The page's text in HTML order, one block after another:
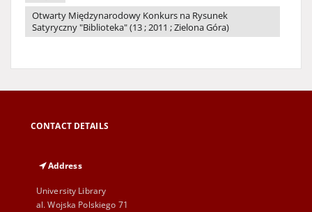
Otwarty Międzynarodowy Konkurs na Rysunek
Satyryczny "Biblioteka" (13 ; 2011 ; Zielona Góra)
CONTACT DETAILS
Address
University Library
al. Wojska Polskiego 71